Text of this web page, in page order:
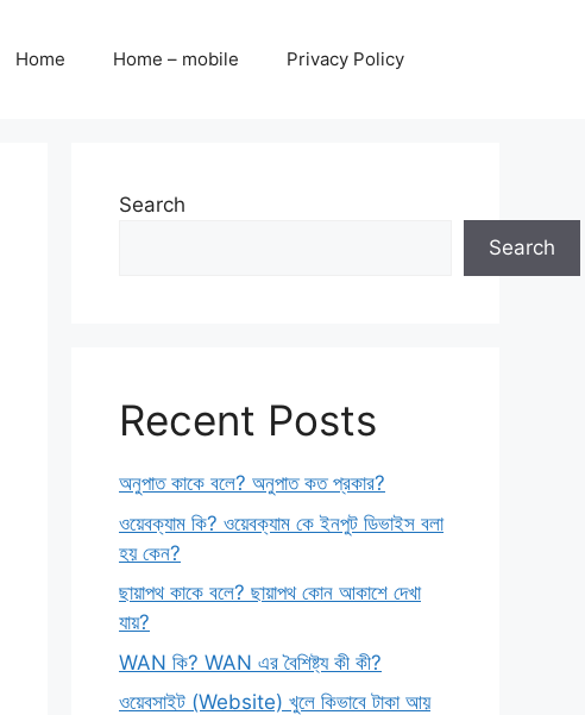
Home Home – mobile Privacy Policy
Search
Search
Recent Posts
অনুপাত কাকে বলে? অনুপাত কত প্রকার?
ওয়েবক্যাম কি? ওয়েবক্যাম কে ইনপুট ডিভাইস বলা
হয় কেন?
ছায়াপথ কাকে বলে? ছায়াপথ কোন আকাশে দেখা
যায়?
WAN কি? WAN এর বৈশিষ্ট্য কী কী?
ওয়েবসাইট (Website) খুলে কিভাবে টাকা আয়